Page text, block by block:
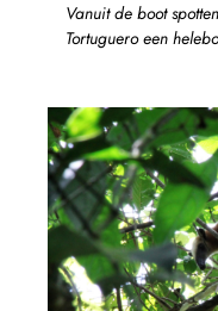
Vanuit de boot
Tortuguero een